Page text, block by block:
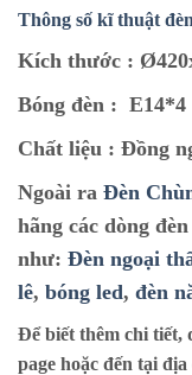
Thông số kĩ thuật
Kích thước :
Bóng đèn : E14*4
Chất liệu : Đồng
Ngoài ra Đèn
hãng các dòng
như: Đèn ngoại
lê, bóng led, đèn
Để biết thêm chi
page hoặc đến tại địa